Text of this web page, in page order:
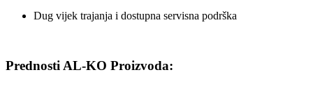
Dug vijek trajanja i dostupna servisna podrška
Prednosti AL-KO Proizvoda: